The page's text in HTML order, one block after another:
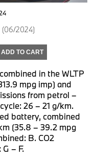
(06/2024)
ADD TO CART
in the WLTP
mpg imp) and
from petrol –
26 – 21 g/km.
battery, combined
(35.8 – 39.2 mpg
B. CO2
– F.